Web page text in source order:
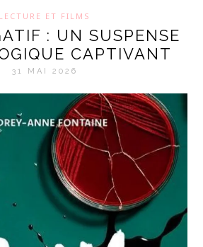
LECTURE ET FILMS
: UN SUSPENSE
CAPTIVANT
31 MAI 2026